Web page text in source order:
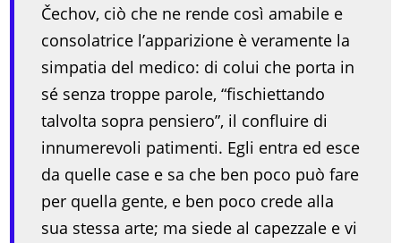
Čechov, ciò che ne rende così amabile e
consolatrice l’apparizione è veramente la
simpatia del medico: di colui che porta in
sé senza troppe parole, “fischiettando
talvolta sopra pensiero”, il confluire di
innumerevoli patimenti. Egli entra ed esce
da quelle case e sa che ben poco può fare
per quella gente, e ben poco crede alla
sua stessa arte; ma siede al capezzale e vi